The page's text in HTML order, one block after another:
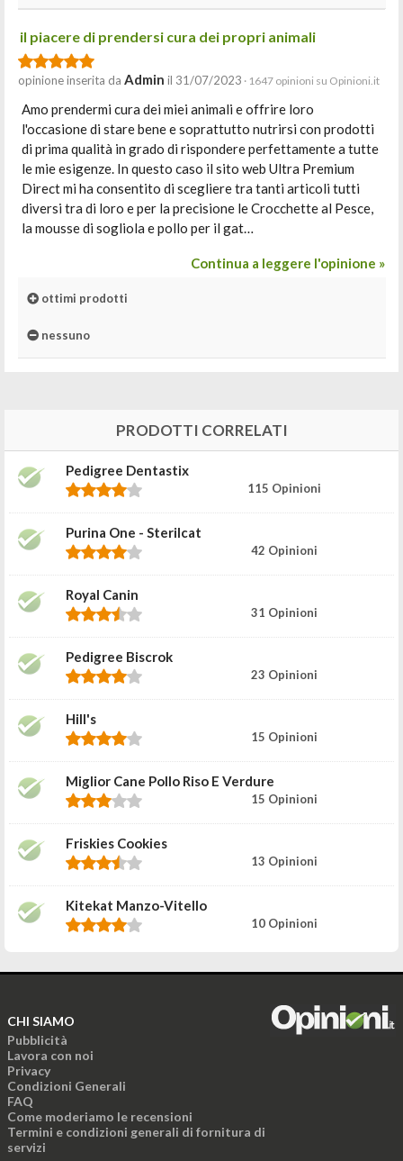
il piacere di prendersi cura dei propri animali
opinione inserita da Admin il 31/07/2023 · 1647 opinioni su Opinioni.it
Amo prendermi cura dei miei animali e offrire loro
l'occasione di stare bene e soprattutto nutrirsi con prodotti
di prima qualità in grado di rispondere perfettamente a tutte
le mie esigenze. In questo caso il sito web Ultra Premium
Direct mi ha consentito di scegliere tra tanti articoli tutti
diversi tra di loro e per la precisione le Crocchette al Pesce,
la mousse di sogliola e pollo per il gat…
Continua a leggere l'opinione »
ottimi prodotti
nessuno
PRODOTTI CORRELATI
Pedigree Dentastix
115 Opinioni
Purina One - Sterilcat
42 Opinioni
Royal Canin
31 Opinioni
Pedigree Biscrok
23 Opinioni
Hill's
15 Opinioni
Miglior Cane Pollo Riso E Verdure
15 Opinioni
Friskies Cookies
13 Opinioni
Kitekat Manzo-Vitello
10 Opinioni
CHI SIAMO
Pubblicità
Lavora con noi
Privacy
Condizioni Generali
FAQ
Come moderiamo le recensioni
Termini e condizioni generali di fornitura di
servizi